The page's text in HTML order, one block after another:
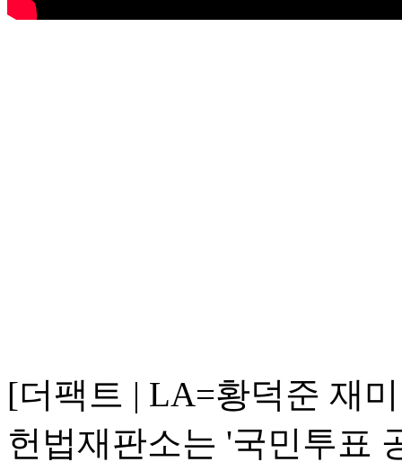
[더팩트 | LA=황덕준 재
헌법재판소는 '국민투표